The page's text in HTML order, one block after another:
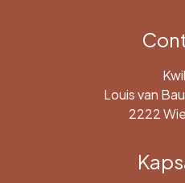
Louis van
2222